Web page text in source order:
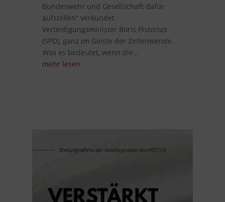
Bundeswehr und Gesellschaft dafür
aufstellen“ verkündet
Verteidigungsminister Boris Pistorius
(SPD), ganz im Geiste der Zeitenwende.
Was es bedeutet, wenn die...
mehr lesen